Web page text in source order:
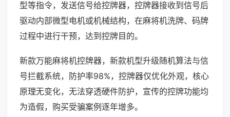
型等指令，发送信号给控牌器，控牌器接收到信号后
驱动内部微型电机或机械结构，在麻将机洗牌、码牌
过程中进行干预，达到控牌目的。
新款万能麻将机控牌器，新款机型升级随机算法与信
号拦截系统，防护率98%，控牌器仅优化外观，核心
原理无变化，无法穿透硬件防护，宣传的控牌功能均
为造假，购买受骗案例逐年增多。